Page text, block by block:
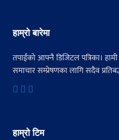
हाम्रो बारेमा
तपाईंको आफ्नै डिजिटल पत्रिका।
समाचार सम्प्रेषणका लागि सदैव
हाम्रो टिम